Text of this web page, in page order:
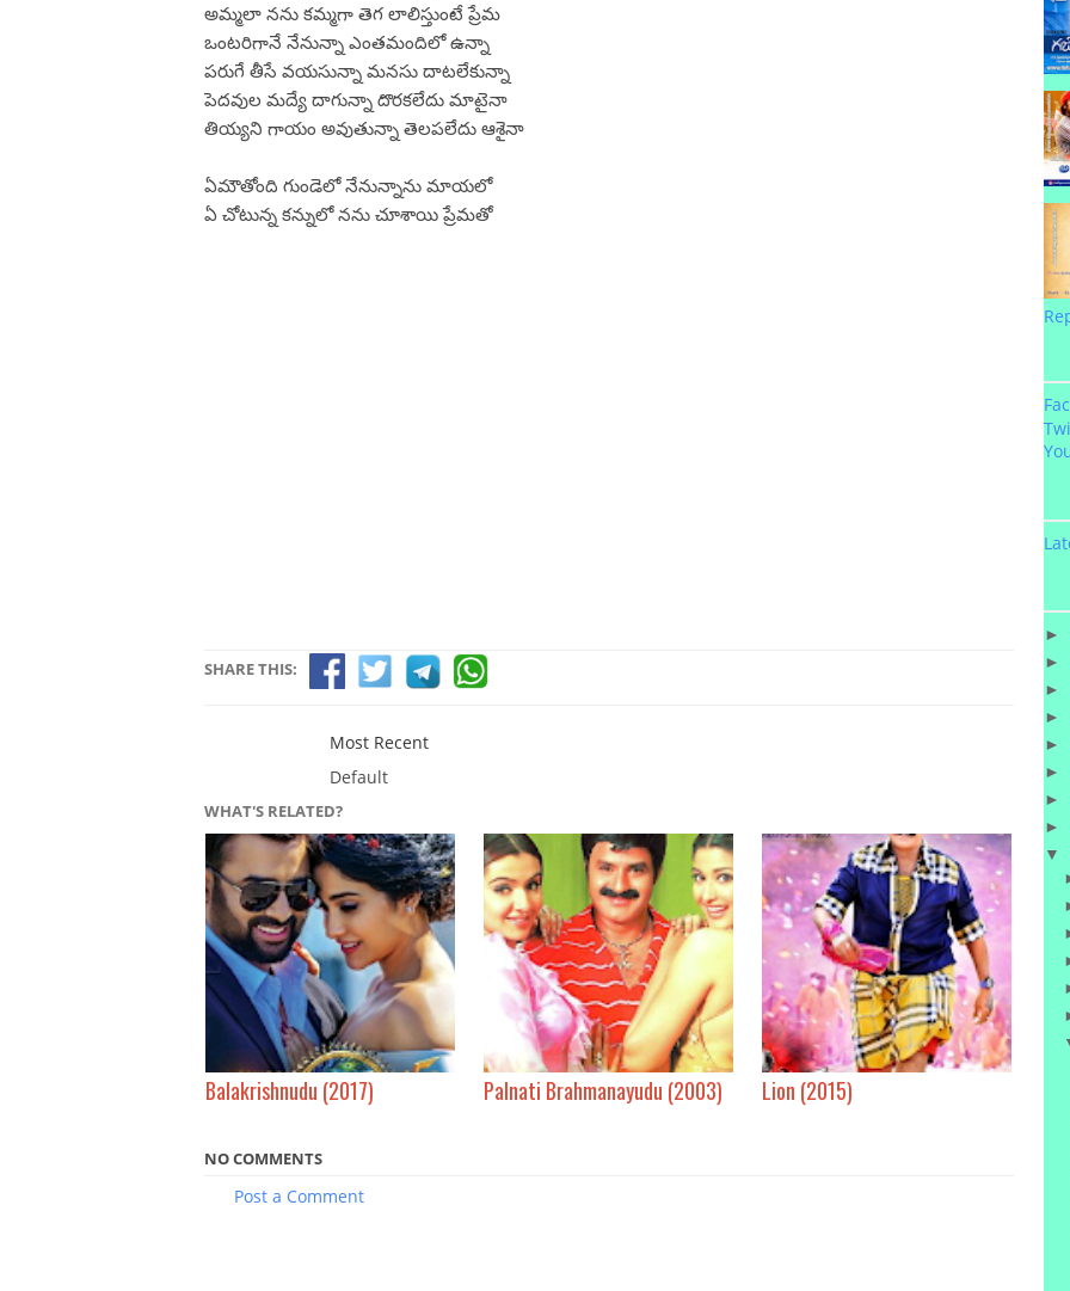
అమ్మలా నను కమ్మగా తెగ లాలిస్తుంటే ప్రేమ
ఒంటరిగానే నేనున్నా ఎంతమందిలో ఉన్నా
పరుగే తీసే వయసున్నా మనసు దాటలేకున్నా
పెదవుల మద్యే దాగున్నా దొరకలేదు మాటైనా
తియ్యని గాయం అవుతున్నా తెలపలేదు ఆశైనా
ఏమౌతోంది గుండెలో నేనున్నాను మాయలో
ఏ చోటున్న కన్నులో నను చూశాయి ప్రేమతో
SHARE THIS:
Most Recent
Default
WHAT'S RELATED?
Balakrishnudu (2017) Palnati Brahmanayudu (2003) Lion (2015)
NO COMMENTS
Post a Comment
►
►
►
►
►
►
►
►
▼